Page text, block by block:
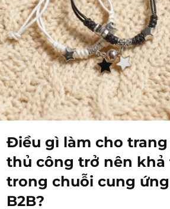
Điều gì làm cho trang
thủ công trở nên khả
trong chuỗi cung ứng
B2B?